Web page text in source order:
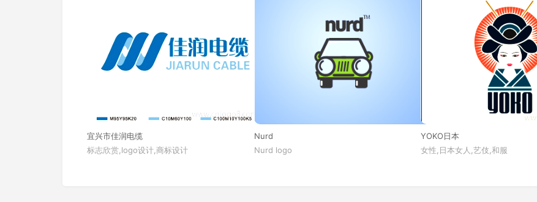
宜兴市佳润电缆
标志欣赏,logo设计,商标设计
Nurd
Nurd logo
YOKO日本
女性,日本女人,艺伎,和服